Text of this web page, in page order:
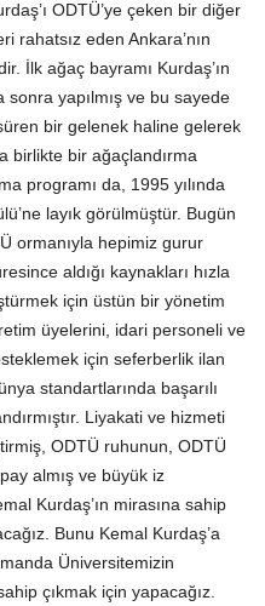
ODTÜ’ye çeken bir diğer
rahatsız eden Ankara’nın
İlk ağaç bayramı Kurdaş’ın
yapılmış ve bu sayede
bir gelenek haline gelerek
birlikte bir ağaçlandırma
programı da, 1995 yılında
layık görülmüştür. Bugün
ormanıyla hepimiz gurur
aldığı kaynakları hızla
için üstün bir yönetim
üyelerini, idari personeli ve
için seferberlik ilan
standartlarında başarılı
Liyakati ve hizmeti
ODTÜ ruhunun, ODTÜ
almış ve büyük iz
Kurdaş’ın mirasına sahip
Bunu Kemal Kurdaş’a
Üniversitemizin
çıkmak için yapacağız.